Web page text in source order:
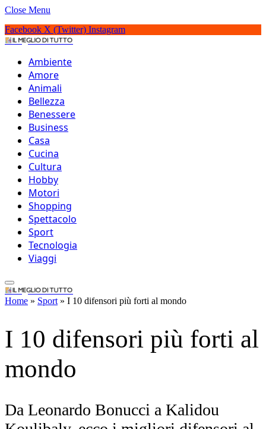
Close Menu
Facebook X (Twitter) Instagram
IlMeglioDiTutto.it
Ambiente
Amore
Animali
Bellezza
Benessere
Business
Casa
Cucina
Cultura
Hobby
Motori
Shopping
Spettacolo
Sport
Tecnologia
Viaggi
IlMeglioDiTutto.it
Home » Sport » I 10 difensori più forti al mondo
I 10 difensori più forti al
mondo
Da Leonardo Bonucci a Kalidou
Koulibaly, ecco i migliori difensori al
differenza in una partita.
Ottobre 1, 2022
Facebook WhatsApp